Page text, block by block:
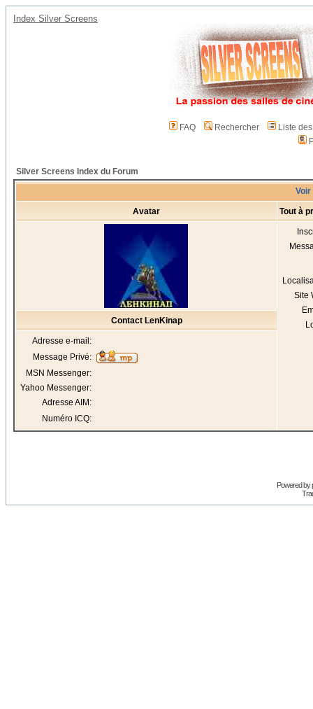
Index Silver Screens
FAQ Rechercher
Liste
Silver Screens Index du Forum
Voir
Avatar Tout à
Site
Contact LenKinap
Adresse e-mail:
Message Privé:
MSN Messenger:
Yahoo Messenger:
Adresse AIM:
Numéro ICQ:
Powered by